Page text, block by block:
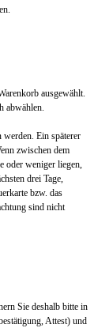
ausgewählt.
abwählen.
Ein späterer
zwischen dem
oder weniger liegen,
drei Tage,
bzw. das
sind nicht
Sie deshalb bitte in
Attest) und